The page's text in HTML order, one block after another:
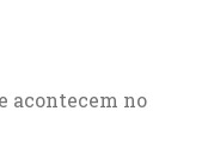
acontecem no